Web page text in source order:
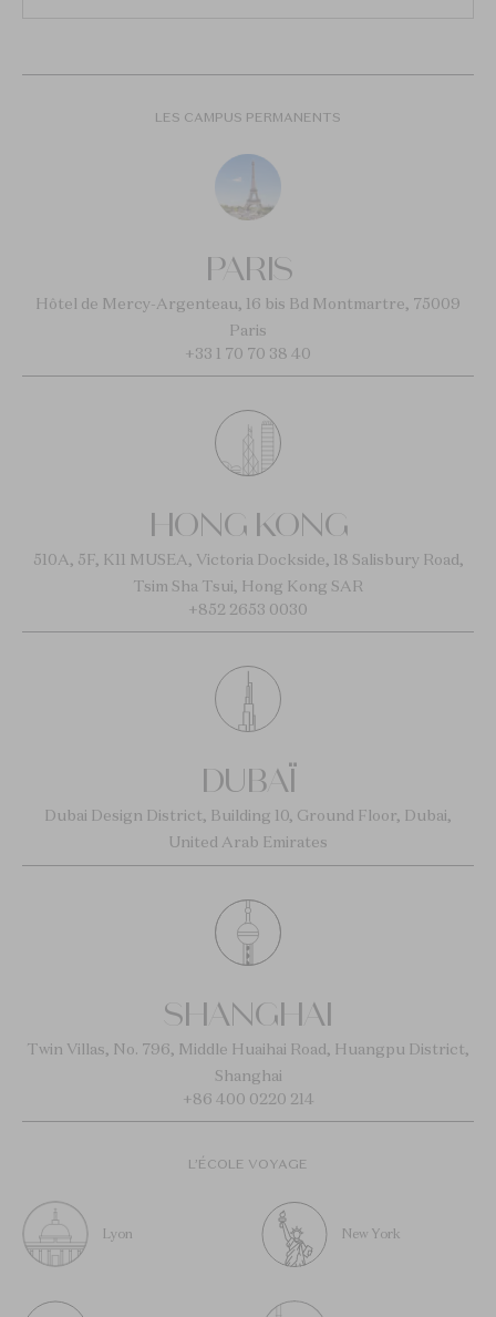
LES CAMPUS PERMANENTS
PARIS
Hôtel de Mercy-Argenteau, 16 bis Bd Montmartre, 75009
Paris
+33 1 70 70 38 40
HONG KONG
510A, 5F, K11 MUSEA, Victoria Dockside, 18 Salisbury Road,
Tsim Sha Tsui, Hong Kong SAR
+852 2653 0030
DUBAÏ
Dubai Design District, Building 10, Ground Floor, Dubai,
United Arab Emirates
SHANGHAI
Twin Villas, No. 796, Middle Huaihai Road, Huangpu District,
Shanghai
+86 400 0220 214
L’ÉCOLE VOYAGE
Lyon New York